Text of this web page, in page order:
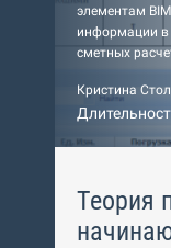
элементам
информации в
сметных
Кристина
Теория